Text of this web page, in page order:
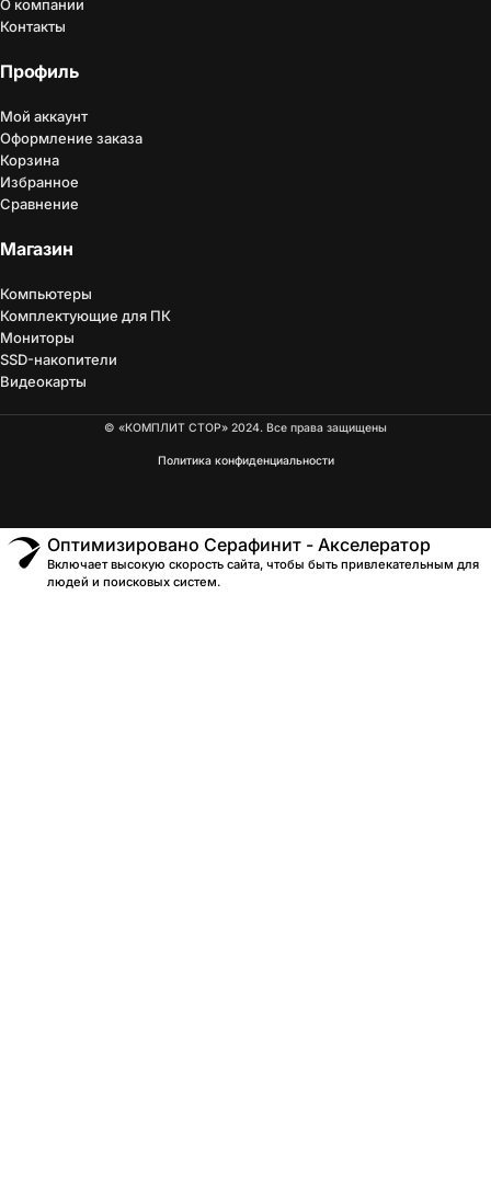
О компании
Контакты
Профиль
Мой аккаунт
Оформление заказа
Корзина
Избранное
Сравнение
Магазин
Компьютеры
Комплектующие для ПК
Мониторы
SSD-накопители
Видеокарты
© «КОМПЛИТ СТОР» 2024. Все права защищены
Политика конфиденциальности
Оптимизировано Серафинит - Акселератор
Включает высокую скорость сайта, чтобы быть привлекательным для
людей и поисковых систем.